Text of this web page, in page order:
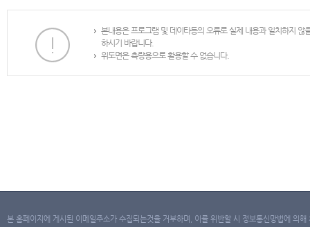
본내용은 프로그램 및 데이타등의 오류로 실제 내용과 일치하지
하시기 바랍니다.
위도면은 측량용으로 활용할 수 없습니다.
본 홈페이지에 게시된 이메일주소가 수집되는것을 거부하며, 이를 위반할 시 정보통신망법에 의